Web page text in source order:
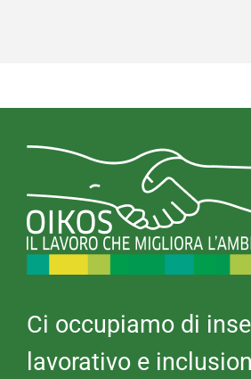
Ci occupiamo di
lavorativo e